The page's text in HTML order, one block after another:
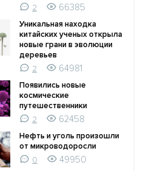
2
66385
Уникальная находка
китайских ученых открыла
новые грани в эволюции
деревьев
2
64981
Появились новые
космические
путешественники
2
62458
Нефть и уголь произошли
от микроводоросли
0
49950